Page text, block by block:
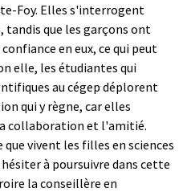
Foy. Elles s'interrogent
tandis que les garçons ont
en eux, ce qui peut
elle, les étudiantes qui
au cégep déplorent
qui y règne, car elles
collaboration et l'amitié.
vivent les filles en sciences
à poursuivre dans cette
la conseillère en